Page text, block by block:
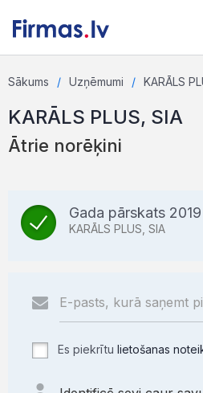
Sākums Uzņēmumi KARĀLS
KARĀLS PLUS, SIA
Ātrie norēķini
Gada pārskats 2019
KARĀLS PLUS, SIA
Es piekrītu lietošanas